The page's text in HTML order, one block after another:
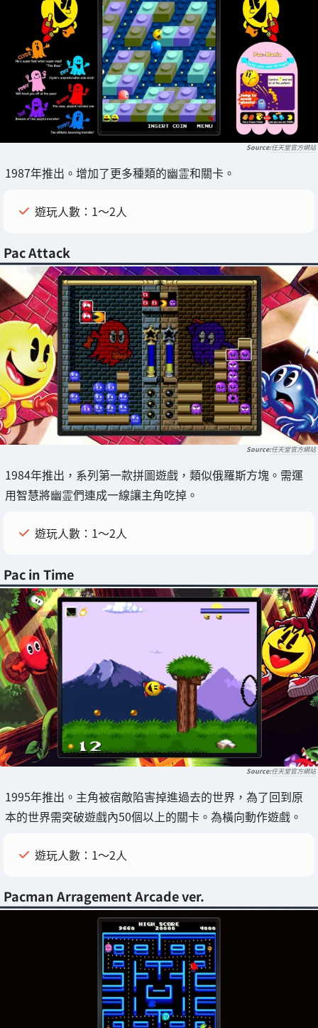
任天堂官方網站
1987年推出。增加了更多種類的幽霊和關卡。
遊玩人數：1～2人
Pac Attack
任天堂官方網站
1984年推出，系列第一款拼圖遊戲，類似俄羅斯方塊。需運
用智慧將幽霊們連成一線讓主角吃掉。
遊玩人數：1～2人
Pac in Time
任天堂官方網站
1995年推出。主角被宿敵陷害掉進過去的世界，為了回到原
本的世界需突破遊戲內50個以上的關卡。為橫向動作遊戲。
遊玩人數：1～2人
Pacman Arragement Arcade ver.